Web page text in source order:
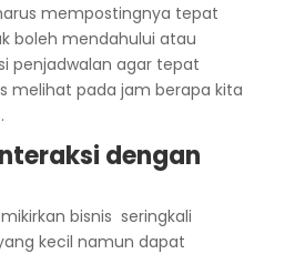
mempostingnya tepat
boleh mendahului atau
penjadwalan agar tepat
melihat pada jam berapa kita
dengan
bisnis seringkali
kecil namun dapat